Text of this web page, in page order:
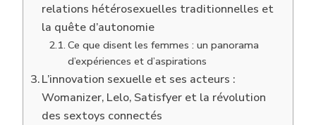
relations hétérosexuelles traditionnelles et
la quête d’autonomie
Ce que disent les femmes : un panorama
d’expériences et d’aspirations
L’innovation sexuelle et ses acteurs :
Womanizer, Lelo, Satisfyer et la révolution
des sextoys connectés